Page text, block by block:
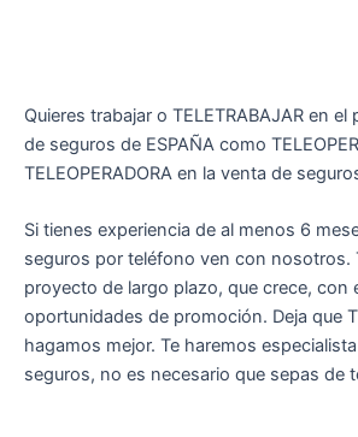
Quieres trabajar o TELETRABAJAR en
de seguros de ESPAÑA como
TELEOPERADORA en la venta de
Si tienes experiencia de al menos 6
seguros por teléfono ven con nosotros.
proyecto de largo plazo, que crece, con
oportunidades de promoción. Deja que
hagamos mejor. Te haremos
seguros, no es necesario que sepas de